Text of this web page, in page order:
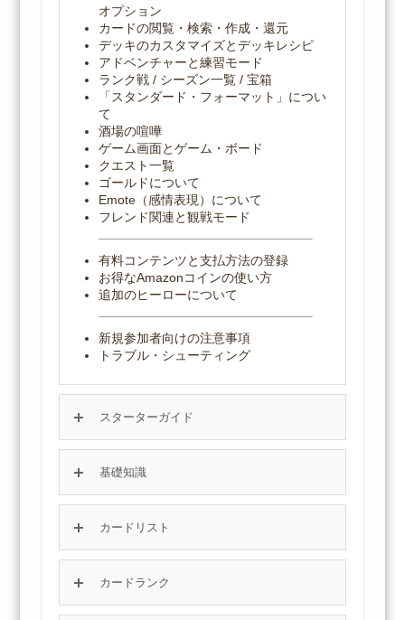
オプション
カードの閲覧・検索・作成・還元
デッキのカスタマイズとデッキレシピ
アドベンチャーと練習モード
ランク戦 / シーズン一覧 / 宝箱
「スタンダード・フォーマット」につい
て
酒場の喧嘩
ゲーム画面とゲーム・ボード
クエスト一覧
ゴールドについて
Emote（感情表現）について
フレンド関連と観戦モード
有料コンテンツと支払方法の登録
お得なAmazonコインの使い方
追加のヒーローについて
新規参加者向けの注意事項
トラブル・シューティング
スターターガイド
基礎知識
カードリスト
カードランク